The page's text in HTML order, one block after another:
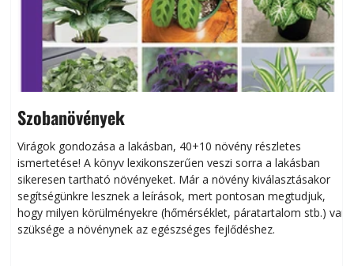
Szobanövények
Virágok gondozása a lakásban, 40+10 növény részletes
ismertetése! A könyv lexikonszerűen veszi sorra a lakásban
sikeresen tart­ha­tó növényeket. Már a növény kiválasztásakor
segítségünkre lesznek a leírások, mert pontosan megtudjuk,
hogy milyen körülményekre (hőmérséklet, páratartalom stb.) van
szüksége a növénynek az egészséges fejlődéshez.